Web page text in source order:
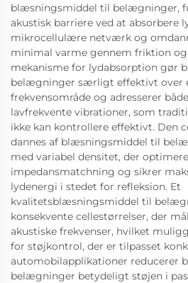
blæsningsmiddel til belægninger,
akustisk barriere ved at absorbere
mikrocellulære netværk og
minimal varme gennem friktion og
mekanisme for lydabsorption gør
belægninger særligt effektivt over
frekvensområde og adresserer
lavfrekvente vibrationer, som
ikke kan kontrollere effektivt. Den
dannes af blæsningsmiddel til
med variabel densitet, der
impedansmatchning og sikrer
lydenergi i stedet for refleksion. Et
kvalitetsblæsningsmiddel til
konsekvente cellestørrelser, der
akustiske frekvenser, hvilket
for støjkontrol, der er tilpasset
automobilapplikationer reducerer
belægninger betydeligt støjen i